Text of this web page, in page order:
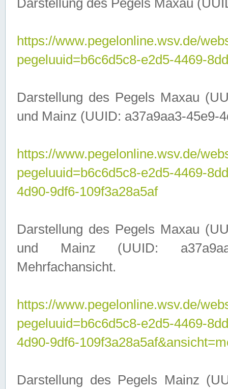
Darstellung des Pegels Maxau
https://www.pegelonline.wsv.de/
pegeluuid=b6c6d5c8-e2d5-4469-
Darstellung des Pegels Maxau
und Mainz (UUID: a37a9aa3-45e9-
https://www.pegelonline.wsv.de/
pegeluuid=b6c6d5c8-e2d5-4469-
4d90-9df6-109f3a28a5af
Darstellung des Pegels Maxau
und Mainz (UUID:
Mehrfachansicht.
https://www.pegelonline.wsv.de/
pegeluuid=b6c6d5c8-e2d5-4469-
4d90-9df6-
Darstellung des Pegels Mainz